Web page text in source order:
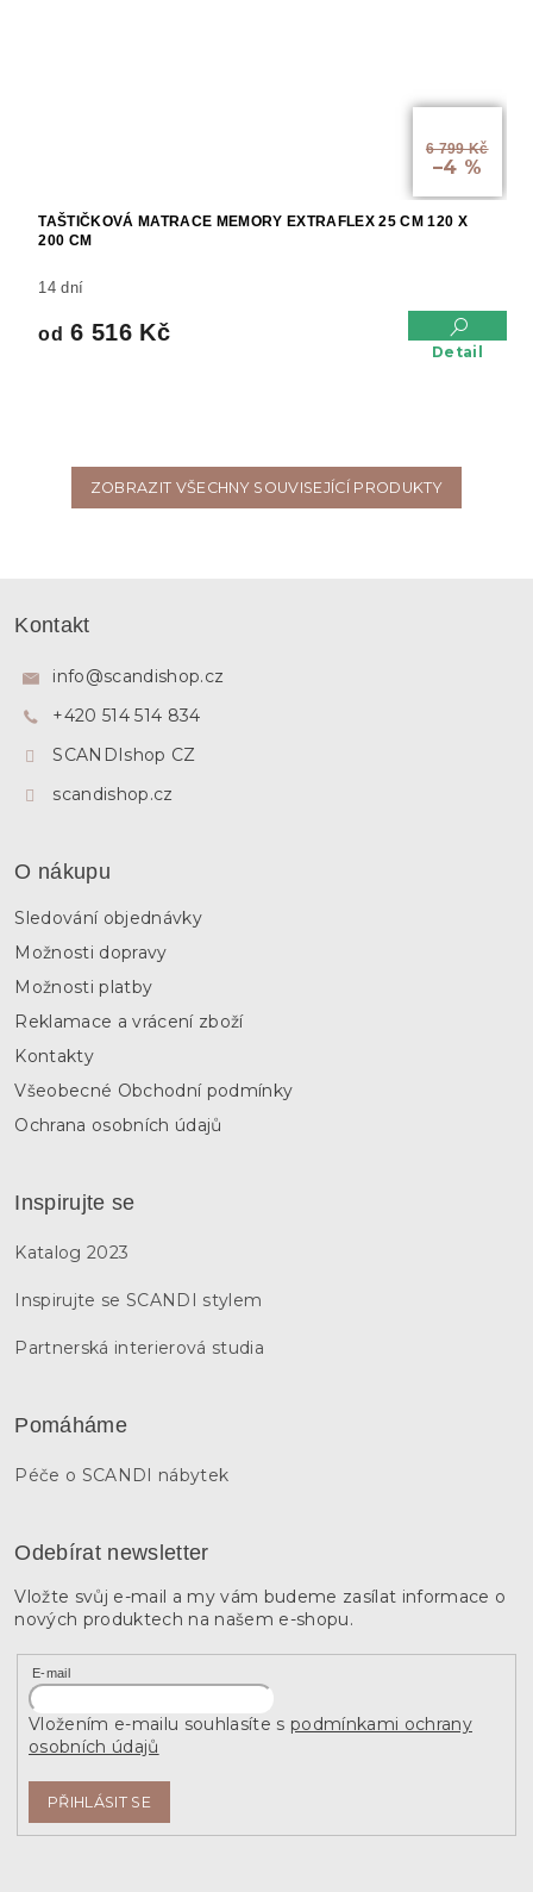
6 799 Kč
–4 %
TAŠTIČKOVÁ MATRACE MEMORY EXTRAFLEX 25 CM 120 X
200 CM
14 dní
od 6 516 Kč
Detail
ZOBRAZIT VŠECHNY SOUVISEJÍCÍ PRODUKTY
Kontakt
info@scandishop.cz
+420 514 514 834
SCANDIshop CZ
scandishop.cz
O nákupu
Sledování objednávky
Možnosti dopravy
Možnosti platby
Reklamace a vrácení zboží
Kontakty
Všeobecné Obchodní podmínky
Ochrana osobních údajů
Inspirujte se
Katalog 2023
Inspirujte se SCANDI stylem
Partnerská interierová studia
Pomáháme
Péče o SCANDI nábytek
Odebírat newsletter
Vložte svůj e-mail a my vám budeme zasílat informace o
nových produktech na našem e-shopu.
E-mail
Vložením e-mailu souhlasíte s podmínkami ochrany
osobních údajů
PŘIHLÁSIT SE